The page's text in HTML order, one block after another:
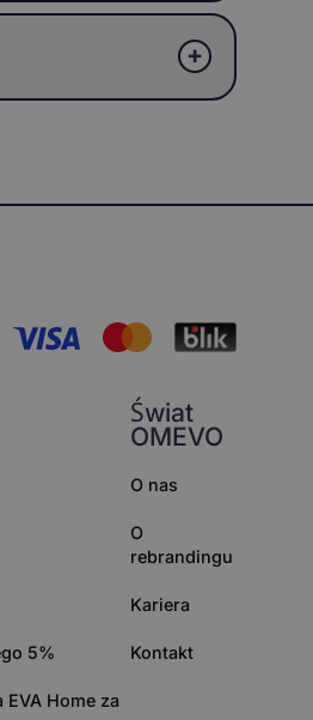
5%
EVA Home za
Świat
OMEVO
O nas
O
rebrandingu
Kariera
Kontakt